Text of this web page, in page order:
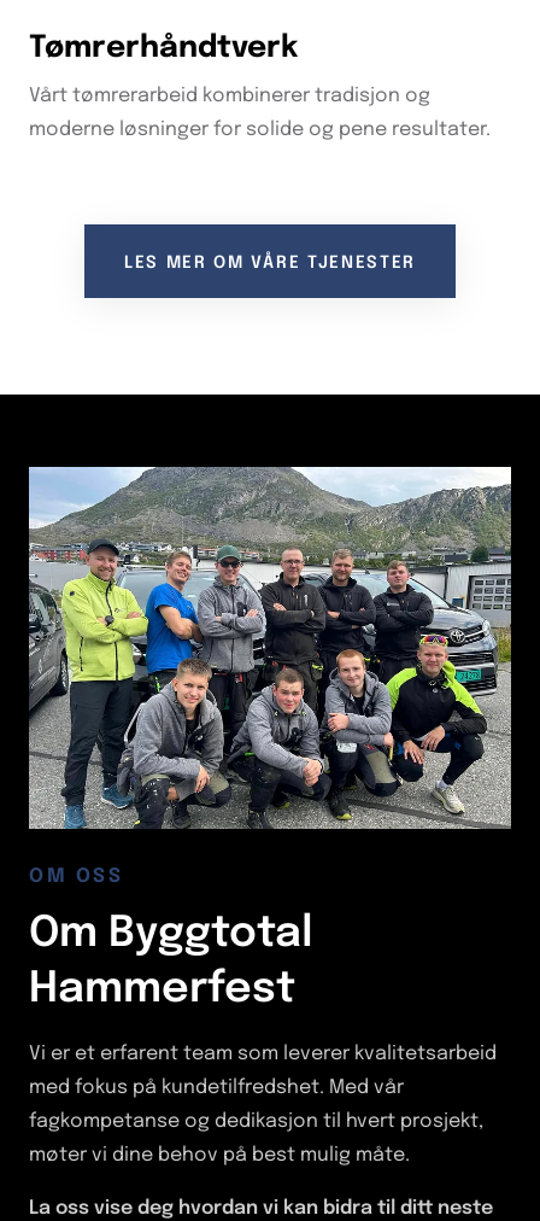
Tømrerhåndtverk
Vårt tømrerarbeid kombinerer tradisjon og
moderne løsninger for solide og pene resultater.
LES MER OM VÅRE TJENESTER
OM OSS
Om Byggtotal
Hammerfest
Vi er et erfarent team som leverer kvalitetsarbeid
med fokus på kundetilfredshet. Med vår
fagkompetanse og dedikasjon til hvert prosjekt,
møter vi dine behov på best mulig måte.
La oss vise deg hvordan vi kan bidra til ditt neste